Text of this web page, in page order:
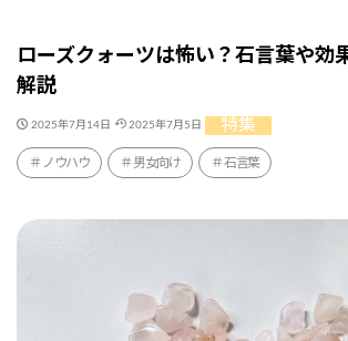
ローズクォーツは怖い？石言葉や効
解説
2025年7月14日 2025年7月5日 特集
ノウハウ 男女向け 石言葉